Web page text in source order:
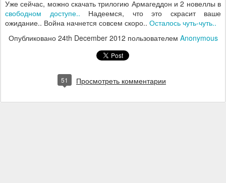
Уже сейчас, можно скачать трилогию Армагеддон и 2 новеллы в
свободном доступе.. Надеемся, что это скрасит ваше
ожидание.. Война начнется совсем скоро.. Осталось чуть-чуть..
Опубликовано 24th December 2012 пользователем Anonymous
51 Просмотреть комментарии